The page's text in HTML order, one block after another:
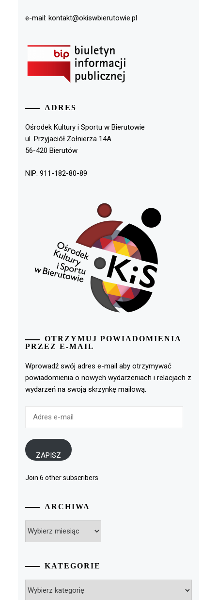
e-mail: kontakt@okiswbierutowie.pl
ADRES
Ośrodek Kultury i Sportu w Bierutowie
ul. Przyjaciół Żołnierza 14A
56-420 Bierutów
NIP: 911-182-80-89
OTRZYMUJ POWIADOMIENIA
PRZEZ E-MAIL
Wprowadź swój adres e-mail aby otrzymywać
powiadomienia o nowych wydarzeniach i relacjach z
wydarzeń na swoją skrzynkę mailową.
ZAPISZ
Join 6 other subscribers
ARCHIWA
KATEGORIE